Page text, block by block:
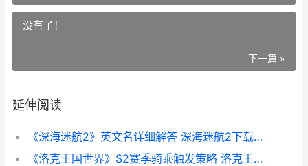
没有了！
下一篇 »
延伸阅读
《深海迷航2》英文名详细解答 深海迷航2下载入口
《洛克王国世界》S2赛季骑乘触发策略 洛克王国世界不褪色的羁绊